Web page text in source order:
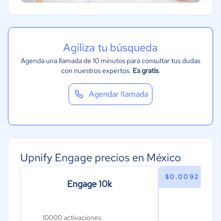
Turismo
Agiliza tu búsqueda
Agenda una llamada de 10 minutos para consultar tus dudas
con nuestros expertos. Es gratis.
Agendar llamada
Upnify Engage precios en México
Engage 10k
10000 activaciones
$0.0092 USD